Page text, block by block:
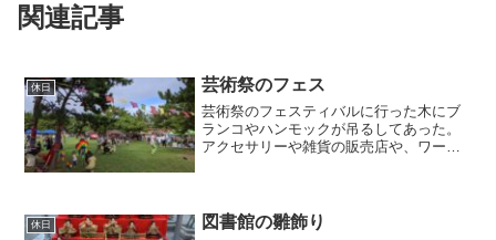
関連記事
休日 芸術祭のフェス
芸術祭のフェスティバルに行った木にブ
ランコやハンモックが吊るしてあった。
アクセサリーや雑貨の販売店や、ワーク
とは思わなかった。牧歌的...
休日 図書館の雛飾り